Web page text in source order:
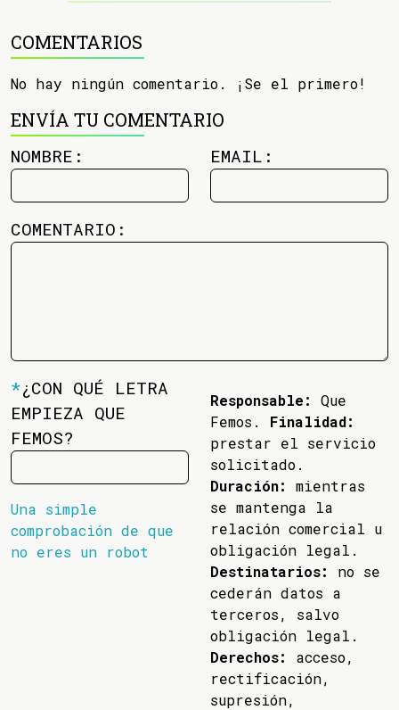
COMENTARIOS
No hay ningún comentario. ¡Se el primero!
ENVÍA TU COMENTARIO
NOMBRE: EMAIL:
COMENTARIO:
*¿CON QUÉ LETRA
EMPIEZA QUE
FEMOS?
Una simple
comprobación de que
no eres un robot
Responsable:
Que
Femos. Finalidad:
prestar el servicio
solicitado.
Duración:
mientras
se mantenga la
relación comercial u
obligación legal.
Destinatarios:
no se
cederán datos a
terceros, salvo
obligación legal.
Derechos:
acceso,
rectificación,
supresión,